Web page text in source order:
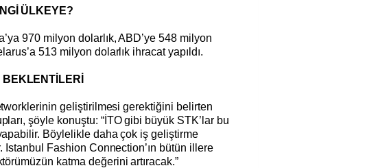
ÜLKEYE?
970 milyon dolarlık, ABD’ye 548 milyon
513 milyon dolarlık ihracat yapıldı.
geliştirilmesi gerektiğini belirten
şöyle konuştu: “İTO gibi büyük STK’lar bu
Böylelikle daha çok iş geliştirme
Istanbul Fashion Connection’ın bütün illere
katma değerini artıracak.”